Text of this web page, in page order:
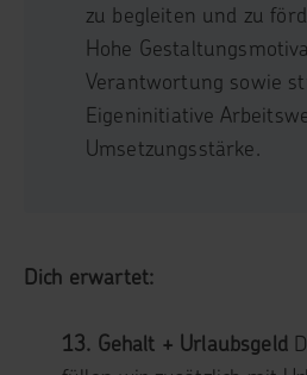
zu begleiten und zu
Hohe
Verantwortung sowie
Eigeninitiative
Umsetzungsstärke.
Dich erwartet:
13. Gehalt + Urlaubsgeld